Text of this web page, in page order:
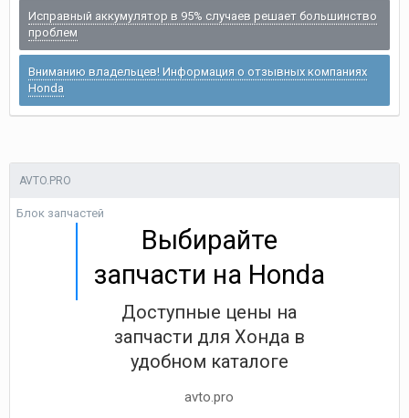
Исправный аккумулятор в 95% случаев решает большинство
проблем
Вниманию владельцев! Информация о отзывных компаниях
Honda
AVTO.PRO
Блок запчастей
Выбирайте
запчасти на Honda
Доступные цены на
запчасти для Хонда в
удобном каталоге
avto.pro